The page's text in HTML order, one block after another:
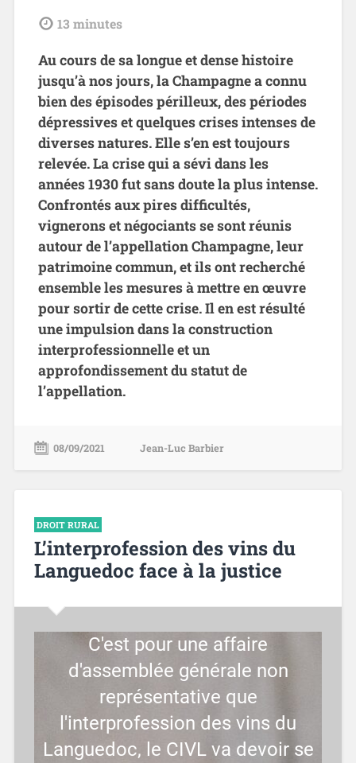
tdl 13 minutes
Au cours de sa longue et dense histoire
jusqu’à nos jours, la Champagne a connu
bien des épisodes périlleux, des périodes
dépressives et quelques crises intenses de
diverses natures. Elle s’en est toujours
relevée. La crise qui a sévi dans les
années 1930 fut sans doute la plus intense.
Confrontés aux pires difficultés,
vignerons et négociants se sont réunis
autour de l’appellation Champagne, leur
patrimoine commun, et ils ont recherché
ensemble les mesures à mettre en œuvre
pour sortir de cette crise. Il en est résulté
une impulsion dans la construction
interprofessionnelle et un
approfondissement du statut de
l’appellation.
08/09/2021 Jean-Luc Barbier
DROIT RURAL
L’interprofession des vins du
Languedoc face à la justice
C'est pour une affaire
d'assemblée générale non
représentative que
l'interprofession des vins du
Languedoc, le CIVL va devoir se